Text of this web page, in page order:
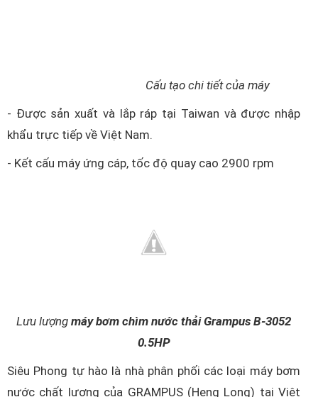
Cấu tạo chi tiết của máy
- Được sản xuất và lắp ráp tại Taiwan và được nhập
khẩu trực tiếp về Việt Nam.
- Kết cấu máy ứng cáp, tốc độ quay cao 2900 rpm
Lưu lượng máy bơm chìm nước thải Grampus B-3052
0.5HP
Siêu Phong tự hào là nhà phân phối các loại máy bơm
nước chất lượng của GRAMPUS (Heng Long) tại Việt